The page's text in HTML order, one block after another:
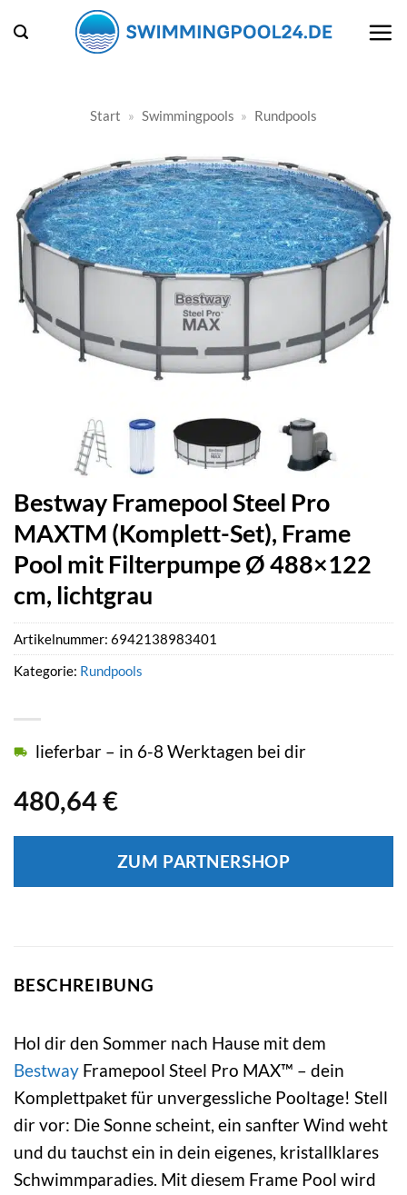
Inhalt
Start » Swimmingpools » Rundpools
Bestway Framepool Steel Pro
MAXTM (Komplett-Set), Frame
Pool mit Filterpumpe Ø 488×122
cm, lichtgrau
480,64€
lieferbar – in 6-8 Werktagen bei dir
ZUM PARTNERSHOP
Artikelnummer: 6942138983401
Kategorie: Rundpools
BESCHREIBUNG
Hol dir den Sommer nach Hause mit dem
Bestway Framepool Steel Pro MAX™ – dein
Komplettpaket für unvergessliche Pooltage! Stell
dir vor: Die Sonne scheint, ein sanfter Wind weht
und du tauchst ein in dein eigenes, kristallklares
Schwimmparadies. Mit diesem Frame Pool wird